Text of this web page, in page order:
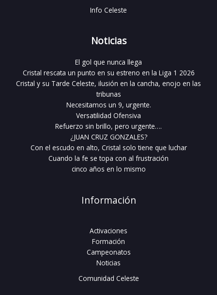
Info Celeste
Noticias
El gol que nunca llega
Cristal rescata un punto en su estreno en la Liga 1 2026
Cristal y su Tarde Celeste, ilusión en la cancha, enojo en las
tribunas
Necesitamos un 9, urgente.
Versatilidad Ofensiva
Refuerzo sin brillo, pero urgente….
¿JUAN CRUZ GONZALES?
Con el escudo en alto, Cristal solo tiene que luchar
Cuando la fe se topa con al frustración
cinco años en lo mismo
Información
Activaciones
Formación
Campeonatos
Noticias
Comunidad Celeste